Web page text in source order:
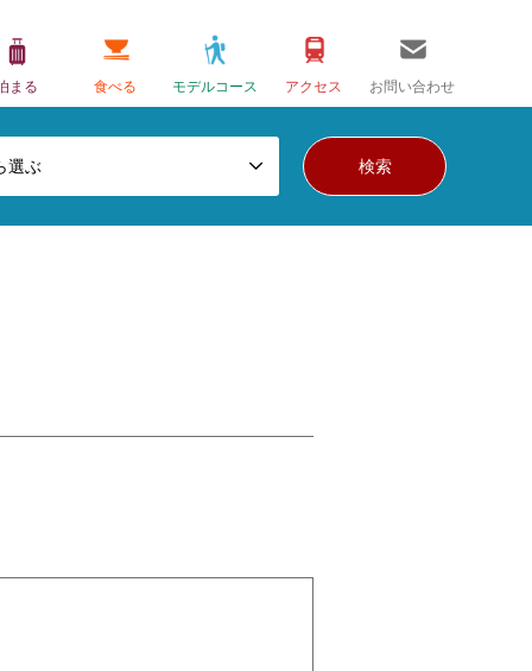
まる 食べる モデルコース アクセス お問い合わせ
選ぶ